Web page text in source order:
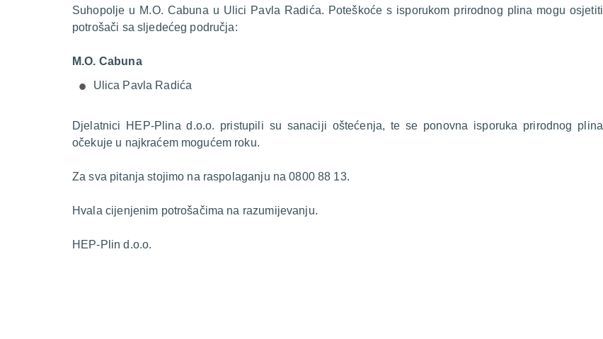
Suhopolje u M.O. Cabuna u Ulici Pavla Radića. Poteškoće s isporukom prirodnog plina mogu osjetiti
potrošači sa sljedećeg područja:
M.O. Cabuna
Ulica Pavla Radića
Djelatnici HEP-Plina d.o.o. pristupili su sanaciji oštećenja, te se ponovna isporuka prirodnog plina
očekuje u najkraćem mogućem roku.
Za sva pitanja stojimo na raspolaganju na 0800 88 13.
Hvala cijenjenim potrošačima na razumijevanju.
HEP-Plin d.o.o.